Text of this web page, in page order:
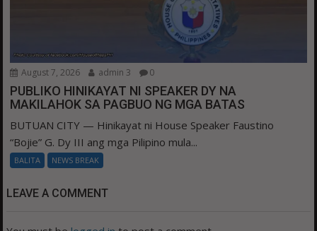
August 7, 2026 admin 3 0
PUBLIKO HINIKAYAT NI SPEAKER DY NA
MAKILAHOK SA PAGBUO NG MGA BATAS
BUTUAN CITY — Hinikayat ni House Speaker Faustino
“Bojie” G. Dy III ang mga Pilipino mula...
BALITA NEWS BREAK
LEAVE A COMMENT